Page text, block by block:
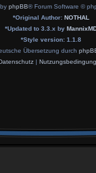
phpBB® Forum Software ©
*Original Author: NOTHAL
*Updated to 3.3.x by
*Style version: 1.1.8
Übersetzung durch
|